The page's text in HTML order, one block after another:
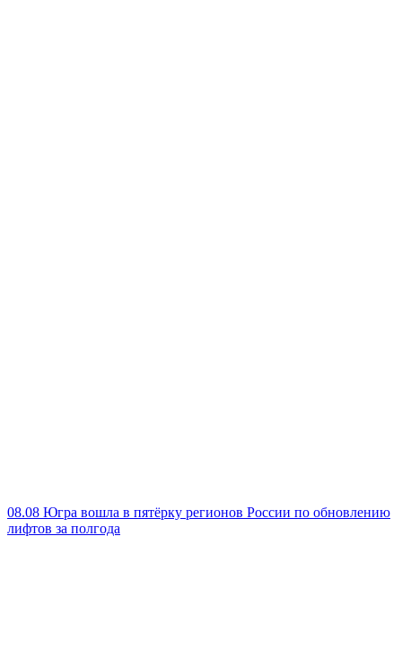
08.08 Югра вошла в пятёрку регионов России по обновлению
лифтов за полгода